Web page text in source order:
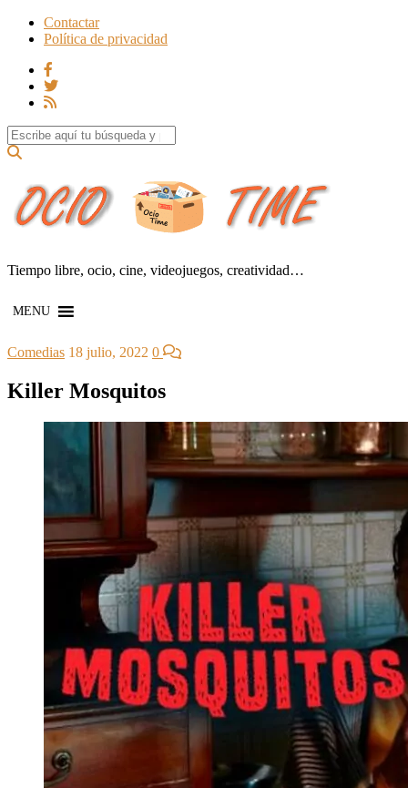
Contactar
Política de privacidad
Search for:
Tiempo libre, ocio, cine, videojuegos, creatividad…
MENU
Comedias 18 julio, 2022 0
Killer Mosquitos